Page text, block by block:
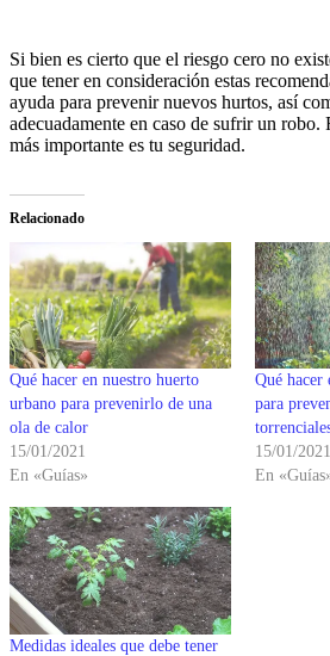
Si bien es cierto que el riesgo cero no
que tener en consideración estas
ayuda para prevenir nuevos hurtos, así
adecuadamente en caso de sufrir un robo.
más importante es tu seguridad.
Relacionado
Qué hacer en nuestro huerto
urbano para prevenirlo de una
ola de calor
15/01/2021
En «Guías»
Qué hacer
para
15/01/2021
En
Medidas ideales que debe tener